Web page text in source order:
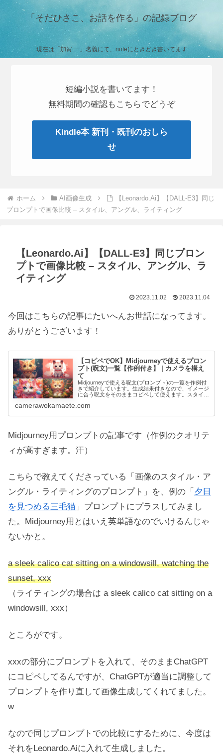
「そだひさこ、お話を作る」の記録ブログ
現在は「加賀 一」名義にて、noteにときどき書いてます
短編小説を書いてます！
無料期間の確認もこちらでどうぞ
Kindle本 新刊・既刊のおしら
せ
ホーム AI画像生成
【Leonardo.Ai】【DALL-E3】同じ
プロンプトで画像比較 – スタイル、アングル、ライティング
【Leonardo.Ai】【DALL-E3】同じプロン
プトで画像比較 – スタイル、アングル、ラ
イティング
2023.11.02 2023.11.04
今回はこちらの記事にたいへんお世話になってます。
ありがとうございます！
【コピペでOK】Midjourneyで使えるプロン
プト(呪文)一覧【作例付き】 | カメラを構え
て
Midjourneyで使える呪文(プロンプト)の一覧を作例付
きで紹介しています。生成結果付きなので、イメージ
に合う呪文をそのままコピペして使えます。スタイ
考にしてみてください！
camerawokamaete.com
Midjourney用プロンプトの記事です（作例のクオリテ
ィが高すぎます。汗）
こちらで教えてくださっている「画像のスタイル・ア
ングル・ライティングのプロンプト」を、例の「 夕日
を見つめる三毛猫 」プロンプトにプラスしてみまし
た。Midjourney用とはいえ英単語なのでいけるんじゃ
ないかと。
a sleek calico cat sitting on a windowsill, watching the
sunset, xxx
（ライティングの場合は a sleek calico cat sitting on a
windowsill, xxx）
ところがです。
xxxの部分にプロンプトを入れて、そのままChatGPT
にコピペしてるんですが、ChatGPTが適当に調整して
プロンプトを作り直して画像生成してくれてました。
w
なので同じプロンプトでの比較にするために、今度は
それをLeonardo.Aiに入れて生成しました。